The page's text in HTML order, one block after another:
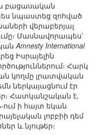
բացասական
նպաստեց զոհված
վերաբերյալ
Մասնավորապես՝
Amnesty International
Իսրայելին
Հարկ
կողմը լրատվական
ներկայացնում էր
Հատկանշական է,
ի հայտ եկան
լոբբիի դեմ
և նյութեր։